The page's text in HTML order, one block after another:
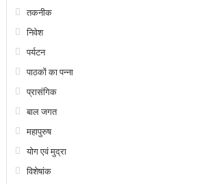
तकनीक
निवेश
पर्यटन
पाठकों का पन्ना
प्रासंगिक
बाल जगत
महापुरुष
योग एवं मुद्रा
विशेषांक